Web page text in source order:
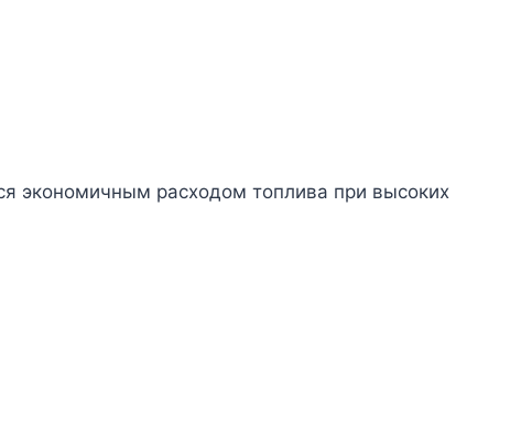
экономичным расходом топлива при высоких